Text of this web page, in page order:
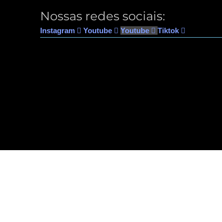
Nossas redes sociais:
Instagram Youtube Youtube Tiktok